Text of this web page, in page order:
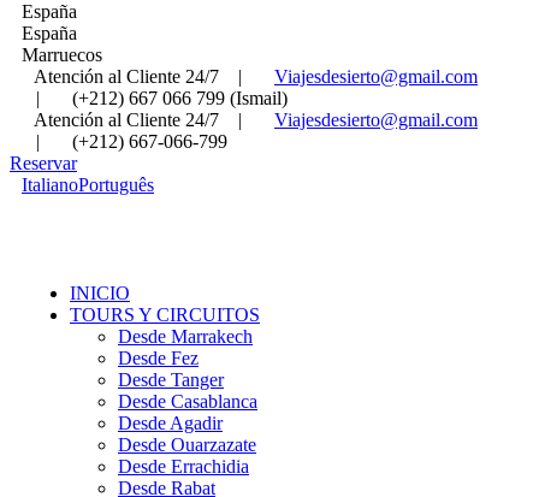
España
España
Marruecos
Atención al Cliente 24/7
|
Viajesdesierto@gmail.com
|
(+212) 667 066 799 (Ismail)
Atención al Cliente 24/7
|
Viajesdesierto@gmail.com
|
(+212) 667-066-799
Reservar
ItalianoPortuguês
INICIO
TOURS Y CIRCUITOS
Desde Marrakech
Desde Fez
Desde Tanger
Desde Casablanca
Desde Agadir
Desde Ouarzazate
Desde Errachidia
Desde Rabat